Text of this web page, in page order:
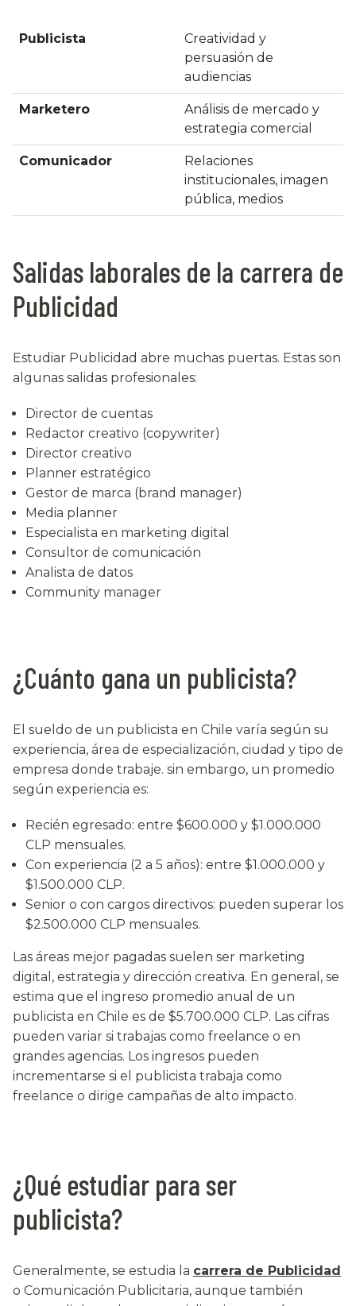
Publicista
Creatividad y
persuasión de
audiencias
Marketero
Análisis de mercado y
estrategia comercial
Comunicador
Relaciones
institucionales, imagen
pública, medios
Salidas laborales de la carrera de
Publicidad
Estudiar Publicidad abre muchas puertas. Estas son
algunas salidas profesionales:
Director de cuentas
Redactor creativo (copywriter)
Director creativo
Planner estratégico
Gestor de marca (brand manager)
Media planner
Especialista en marketing digital
Consultor de comunicación
Analista de datos
Community manager
¿Cuánto gana un publicista?
El sueldo de un publicista en Chile varía según su
experiencia, área de especialización, ciudad y tipo de
empresa donde trabaje. sin embargo, un promedio
según experiencia es:
Recién egresado: entre $600.000 y $1.000.000
CLP mensuales.
Con experiencia (2 a 5 años): entre $1.000.000 y
$1.500.000 CLP.
Senior o con cargos directivos: pueden superar los
$2.500.000 CLP mensuales.
Las áreas mejor pagadas suelen ser marketing
digital, estrategia y dirección creativa. En general, se
estima que el ingreso promedio anual de un
publicista en Chile es de $5.700.000 CLP. Las cifras
pueden variar si trabajas como freelance o en
grandes agencias. Los ingresos pueden
incrementarse si el publicista trabaja como
freelance o dirige campañas de alto impacto.
¿Qué estudiar para ser
publicista?
Generalmente, se estudia la carrera de Publicidad
o Comunicación Publicitaria, aunque también